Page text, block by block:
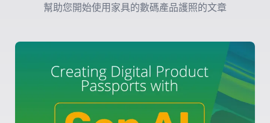
幫助您開始使用家具的數碼產品護照的文章